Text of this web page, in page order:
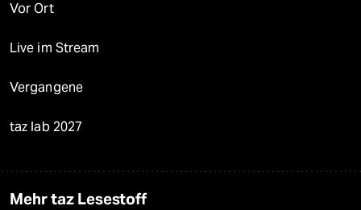
Vor Ort
Live im Stream
Vergangene
taz lab 2027
Mehr taz Lesestoff